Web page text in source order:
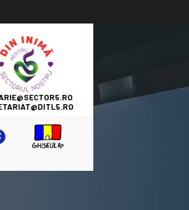
SECTOR
5